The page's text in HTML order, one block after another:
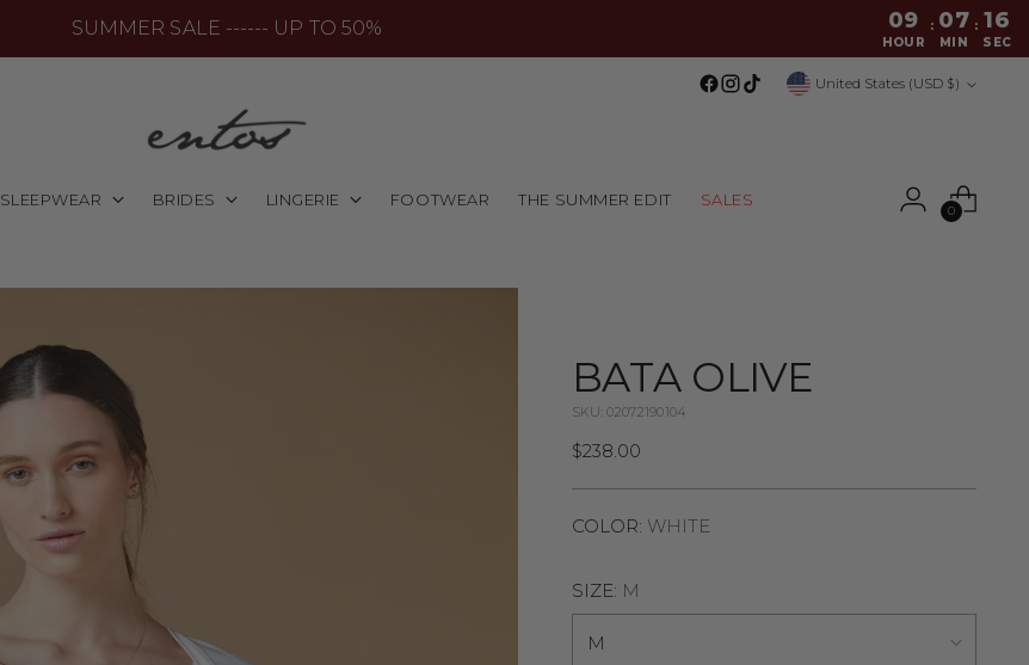
SUMMER SALE ------ UP TO 50% 09
HOUR
: 07
MIN
: 15
SEC
Currency
United States (USD $)
SLEEPWEAR BRIDES LINGERIE FOOTWEAR THE SUMMER EDIT SALES
0
BATA OLIVE
SKU: 02072190104
Regular
$238.00
COLOR: WHITE
SIZE: M